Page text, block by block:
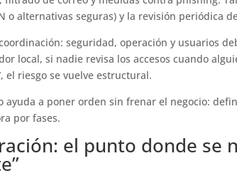
o alternativas seguras) y la revisión periódica
seguridad, operación y usuarios
local, si nadie revisa los accesos cuando
el riesgo se vuelve estructural.
a poner orden sin frenar el negocio:
por fases.
: el punto donde se